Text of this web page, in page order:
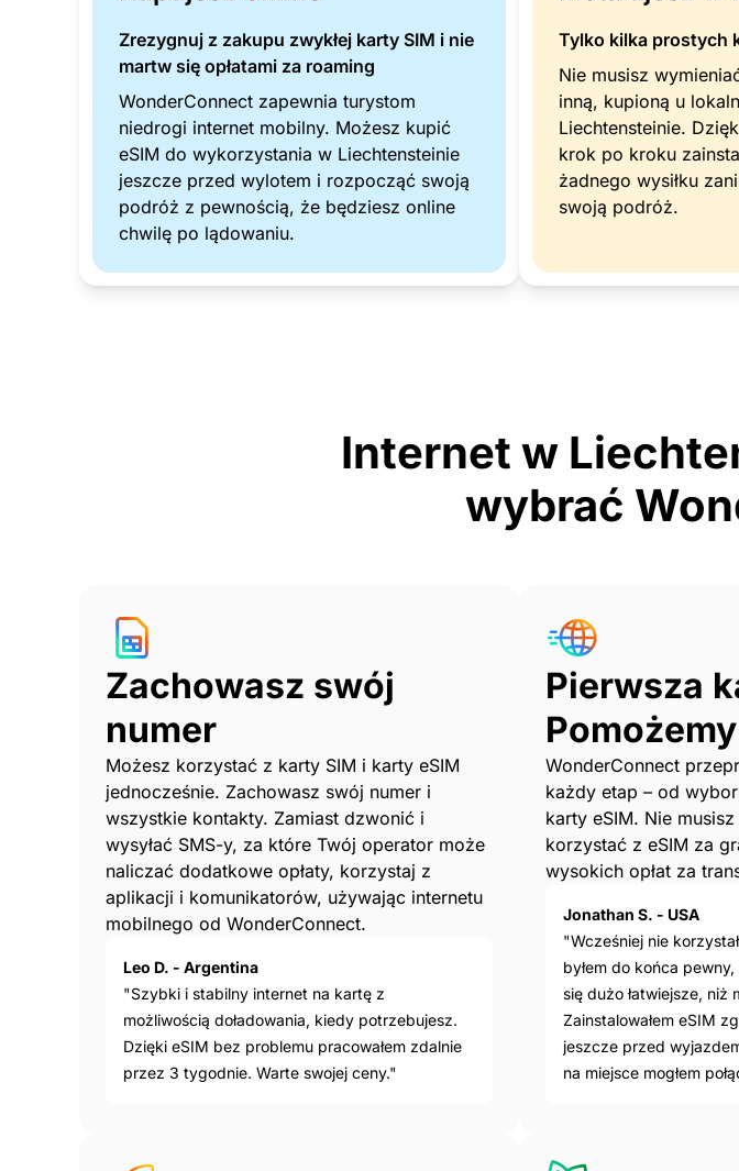
Zrezygnuj z zakupu zwykłej karty SIM i nie
martw się opłatami za roaming
WonderConnect zapewnia turystom
niedrogi internet mobilny. Możesz kupić
eSIM do wykorzystania w Liechtensteinie
jeszcze przed wylotem i rozpocząć swoją
podróż z pewnością, że będziesz online
chwilę po lądowaniu.
Tylko kilka prostych
Nie musisz
inną, kupioną u
Liechtensteinie.
krok po kroku
żadnego wysiłku
swoją podróż.
Internet w
wybrać
Zachowasz swój
numer
Możesz korzystać z karty SIM i karty eSIM
jednocześnie. Zachowasz swój numer i
wszystkie kontakty. Zamiast dzwonić i
wysyłać SMS-y, za które Twój operator może
naliczać dodatkowe opłaty, korzystaj z
aplikacji i komunikatorów, używając internetu
mobilnego od WonderConnect.
Leo D. - Argentina
"Szybki i stabilny internet na kartę z
możliwością doładowania, kiedy potrzebujesz.
Dzięki eSIM bez problemu pracowałem zdalnie
przez 3 tygodnie. Warte swojej ceny."
Pierwsza
WonderConnect
każdy etap – od
karty eSIM. Nie
korzystać z eSIM za
wysokich opłat za
Jonathan S. - USA
"Wcześniej nie
byłem do końca
się dużo łatwiejsze, niż
Zainstalowałem eSIM
jeszcze przed
na miejsce mogłem